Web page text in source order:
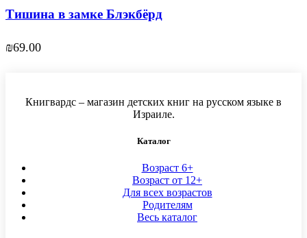
Тишина в замке Блэкбёрд
₪69.00
Книгвардс – магазин детских книг на русском языке в
Израиле.
Каталог
Возраст 6+
Возраст от 12+
Для всех возрастов
Родителям
Весь каталог